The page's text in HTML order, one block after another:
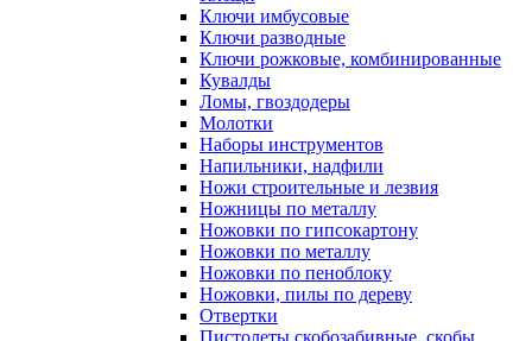
Ключи имбусовые
Ключи разводные
Ключи рожковые, комбинированные
Кувалды
Ломы, гвоздодеры
Молотки
Наборы инструментов
Напильники, надфили
Ножи строительные и лезвия
Ножницы по металлу
Ножовки по гипсокартону
Ножовки по металлу
Ножовки по пеноблоку
Ножовки, пилы по дереву
Отвертки
Пистолеты скобозабивные, скобы